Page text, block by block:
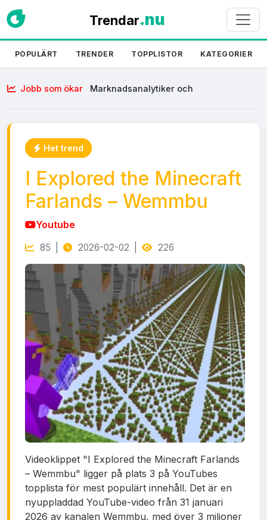
Trendar.nu
POPULÄRT TRENDER TOPPLISTOR KATEGORIER
Jobb som ökar
Marknadsanalytiker och
Het trend
I Explored the Minecraft
Farlands – Wemmbu
Youtube
85 | 2026-02-02 | 226
Videoklippet "I Explored the Minecraft Farlands
– Wemmbu" ligger på plats 3 på YouTubes
topplista för mest populärt innehåll. Det är en
nyuppladdad YouTube-video från 31 januari
2026 av kanalen Wemmbu, med över 3 miljoner